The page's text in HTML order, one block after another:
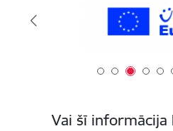
Vai šī informācija